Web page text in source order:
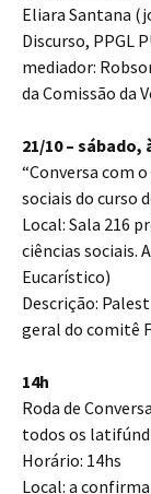
Eliara Santana
Discurso, PPGL
mediador:
da Comissão da
21/10 – sábado,
“Conversa com
sociais do curso
Local: Sala 216
ciências sociais.
Eucarístico)
Descrição:
geral do comitê
14h
Roda de
todos os
Horário: 14hs
Local: a